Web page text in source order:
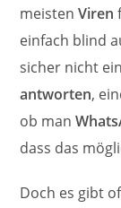
meistenViren
einfach blind
sicher nicht
antworten,
ob man
dass das
Doch es gibt